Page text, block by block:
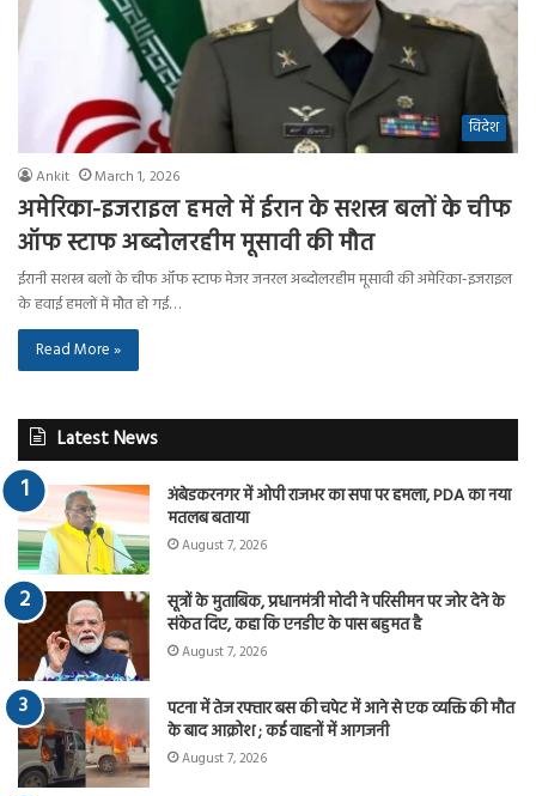
विदेश
Ankit March 1, 2026
अमेरिका-इजराइल हमले में ईरान के सशस्त्र बलों के चीफ
ऑफ स्टाफ अब्दोलरहीम मूसावी की मौत
ईरानी सशस्त्र बलों के चीफ ऑफ स्टाफ मेजर जनरल अब्दोलरहीम मूसावी की अमेरिका-इजराइल
के हवाई हमलों में मौत हो गई…
Read More »
Latest News
अंबेडकरनगर में ओपी राजभर का सपा पर हमला, PDA का नया
मतलब बताया
August 7, 2026
सूत्रों के मुताबिक, प्रधानमंत्री मोदी ने परिसीमन पर जोर देने के
संकेत दिए, कहा कि एनडीए के पास बहुमत है
August 7, 2026
पटना में तेज रफ्तार बस की चपेट में आने से एक व्यक्ति की मौत
के बाद आक्रोश ; कई वाहनों में आगजनी
August 7, 2026